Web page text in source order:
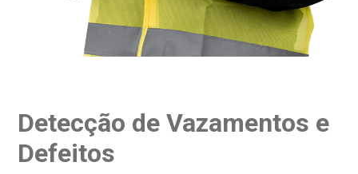
Detecção de Vazamentos e
Defeitos